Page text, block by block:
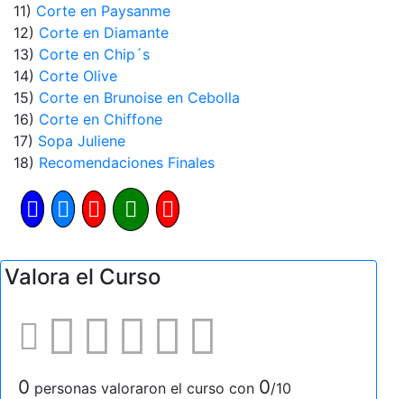
11) Corte en Paysanme
12) Corte en Diamante
13) Corte en Chip´s
14) Corte Olive
15) Corte en Brunoise en Cebolla
16) Corte en Chiffone
17) Sopa Juliene
18) Recomendaciones Finales
Valora el Curso
0 personas valoraron el curso con 0/10